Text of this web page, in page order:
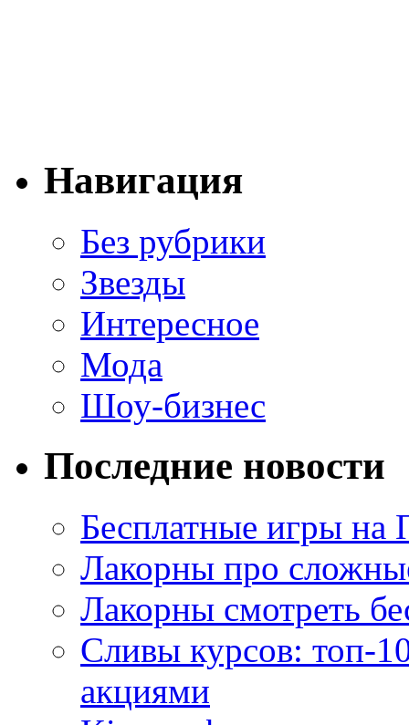
Навигация
Без рубрики
Звезды
Интересное
Мода
Шоу-бизнес
Последние новости
Бесплатные игры на
Лакорны про
Лакорны смотреть
Сливы курсов: топ-
акциями